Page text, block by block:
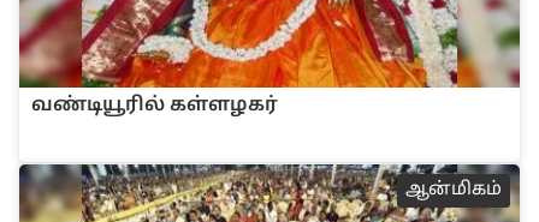
வ‌ண்டியூ‌ரி‌ல் க‌ள்ளழக‌ர்
ஆன்மிகம்